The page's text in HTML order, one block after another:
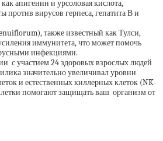
апигенин и урсоловая кислота,
против вирусов герпеса, гепатита В и
также известный как Тулси,
иммунитета, что может помочь
инфекциями.
с участием 24 здоровых взрослых людей
значительно увеличивал уровни
и естественных киллерных клеток (NK-
помогают защищать ваш организм от